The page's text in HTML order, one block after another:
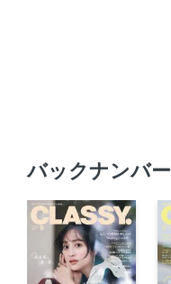
バックナンバー